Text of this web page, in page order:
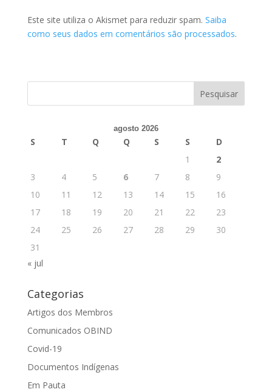
Este site utiliza o Akismet para reduzir spam. Saiba
como seus dados em comentários são processados.
agosto 2026
S T Q Q S S
D
1
2
3
4 5 6 7 8
9
10
11 12 13 14 15
16
17
18 19 20 21 22
23
24
25 26 27 28 29
30
31
« jul
Categorias
Artigos dos Membros
Comunicados OBIND
Covid-19
Documentos Indígenas
Em Pauta